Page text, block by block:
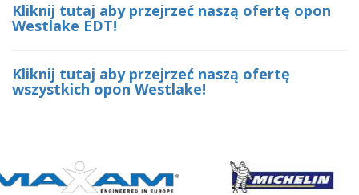
Kliknij tutaj aby przejrzeć naszą ofertę opon
Westlake EDT!
Kliknij tutaj aby przejrzeć naszą ofertę
wszystkich opon Westlake!